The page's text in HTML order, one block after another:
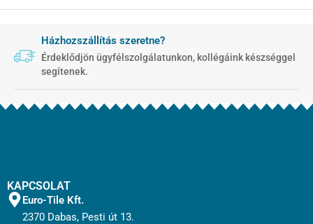
Házhozszállítás szeretne?
Érdeklődjön ügyfélszolgálatunkon, kollégáink készséggel
segítenek.
KAPCSOLAT
Euro-Tile Kft.
2370 Dabas, Pesti út 13.